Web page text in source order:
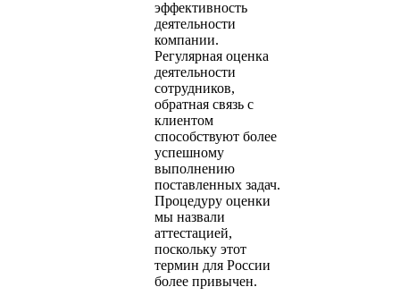
эффективность
деятельности
компании.
Регулярная оценка
деятельности
сотрудников,
обратная связь с
клиентом
способствуют более
успешному
выполнению
поставленных задач.
Процедуру оценки
мы назвали
аттестацией,
поскольку этот
термин для России
более привычен.